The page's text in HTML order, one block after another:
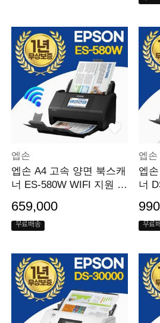
엡손
엡손 A4 고속 양면 북스캐
너 ES-580W WIFI 지원 분
659,000
무료배송
엡손
엡
너
무료